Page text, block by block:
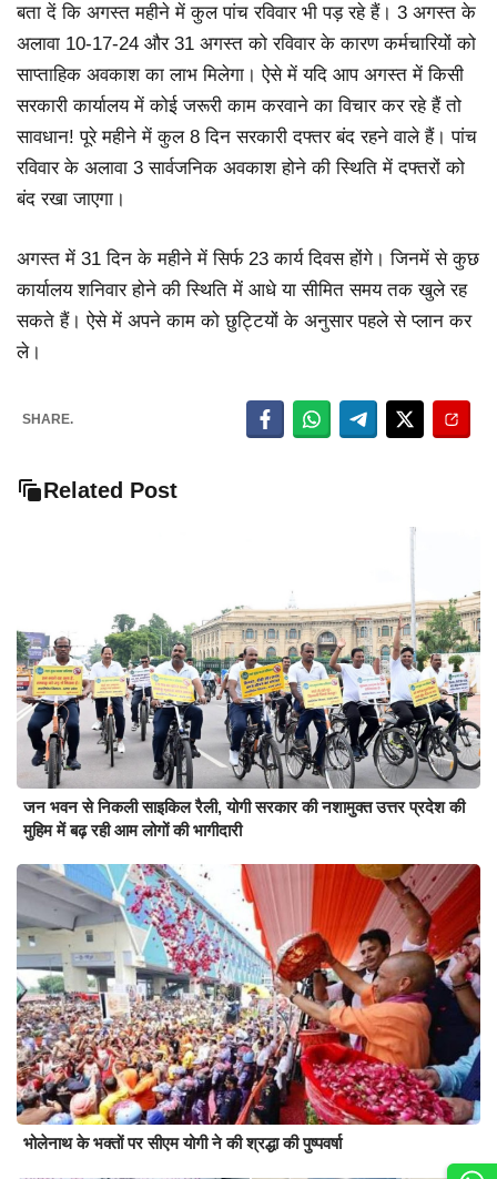
बता दें कि अगस्त महीने में कुल पांच रविवार भी पड़ रहे हैं। 3 अगस्त के
अलावा 10-17-24 और 31 अगस्त को रविवार के कारण कर्मचारियों को
साप्ताहिक अवकाश का लाभ मिलेगा। ऐसे में यदि आप अगस्त में किसी
सरकारी कार्यालय में कोई जरूरी काम करवाने का विचार कर रहे हैं तो
सावधान! पूरे महीने में कुल 8 दिन सरकारी दफ्तर बंद रहने वाले हैं। पांच
रविवार के अलावा 3 सार्वजनिक अवकाश होने की स्थिति में दफ्तरों को
बंद रखा जाएगा।
अगस्त में 31 दिन के महीने में सिर्फ 23 कार्य दिवस होंगे। जिनमें से कुछ
कार्यालय शनिवार होने की स्थिति में आधे या सीमित समय तक खुले रह
सकते हैं। ऐसे में अपने काम को छुट्टियों के अनुसार पहले से प्लान कर
ले।
SHARE.
Related Post
जन भवन से निकली साइकिल रैली, योगी सरकार की नशामुक्त उत्तर प्रदेश की
मुहिम में बढ़ रही आम लोगों की भागीदारी
भोलेनाथ के भक्तों पर सीएम योगी ने की श्रद्धा की पुष्पवर्षा